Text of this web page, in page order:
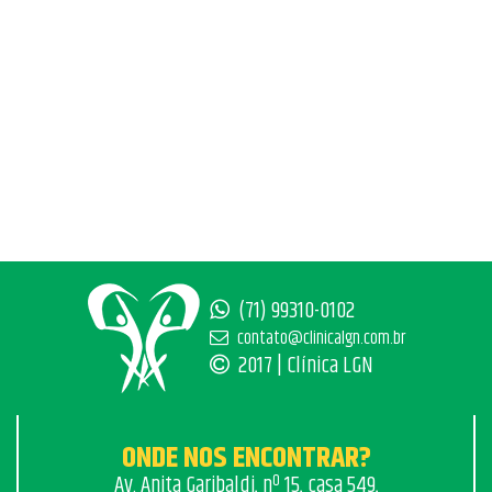
(71) 99310-0102
contato@clinicalgn.com.br
2017 | Clínica LGN
ONDE NOS ENCONTRAR?